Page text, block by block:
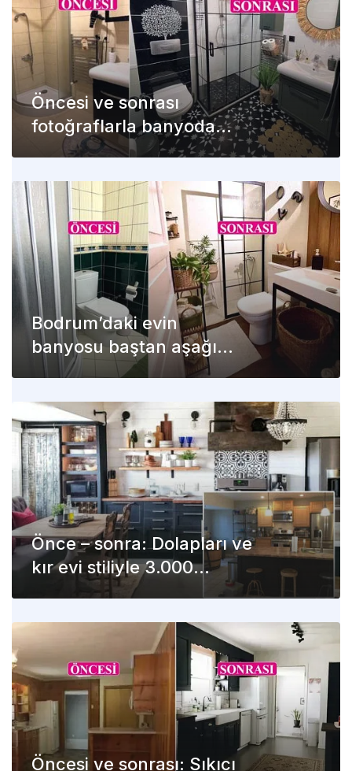
Öncesi ve sonrası
fotoğraflarla banyoda
siyah-beyaz dönüşüm
Bodrum’daki evin
banyosu baştan aşağı
yenilendi
Önce – sonra: Dolapları ve
kır evi stiliyle 3.000
dolarlık mutfak yenilemesi
Öncesi ve sonrası: Sıkıcı